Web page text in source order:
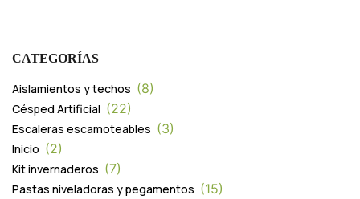
CATEGORÍAS
Aislamientos y techos 8
Césped Artificial 22
Escaleras escamoteables 3
Inicio 2
Kit invernaderos 7
Pastas niveladoras y pegamentos 15